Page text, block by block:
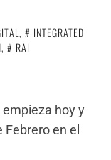
,
INTEGRATED
, RAI
empieza hoy y
en el